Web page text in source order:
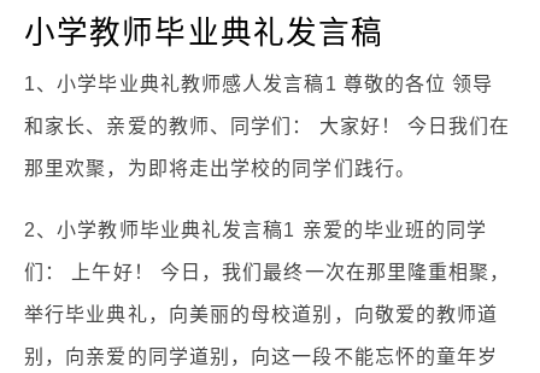
小学教师毕业典礼发言稿
1、小学毕业典礼教师感人发言稿1 尊敬的各位 领导
和家长、亲爱的教师、同学们： 大家好！ 今日我们在
那里欢聚，为即将走出学校的同学们践行。
2、小学教师毕业典礼发言稿1 亲爱的毕业班的同学
们： 上午好！ 今日，我们最终一次在那里隆重相聚，
举行毕业典礼，向美丽的母校道别，向敬爱的教师道
别，向亲爱的同学道别，向这一段不能忘怀的童年岁